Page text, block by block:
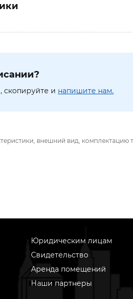
скопируйте и напишите нам.
внешний вид, комплектацию
Юридическим лицам
Свидетельство
Аренда помещений
Наши партнеры